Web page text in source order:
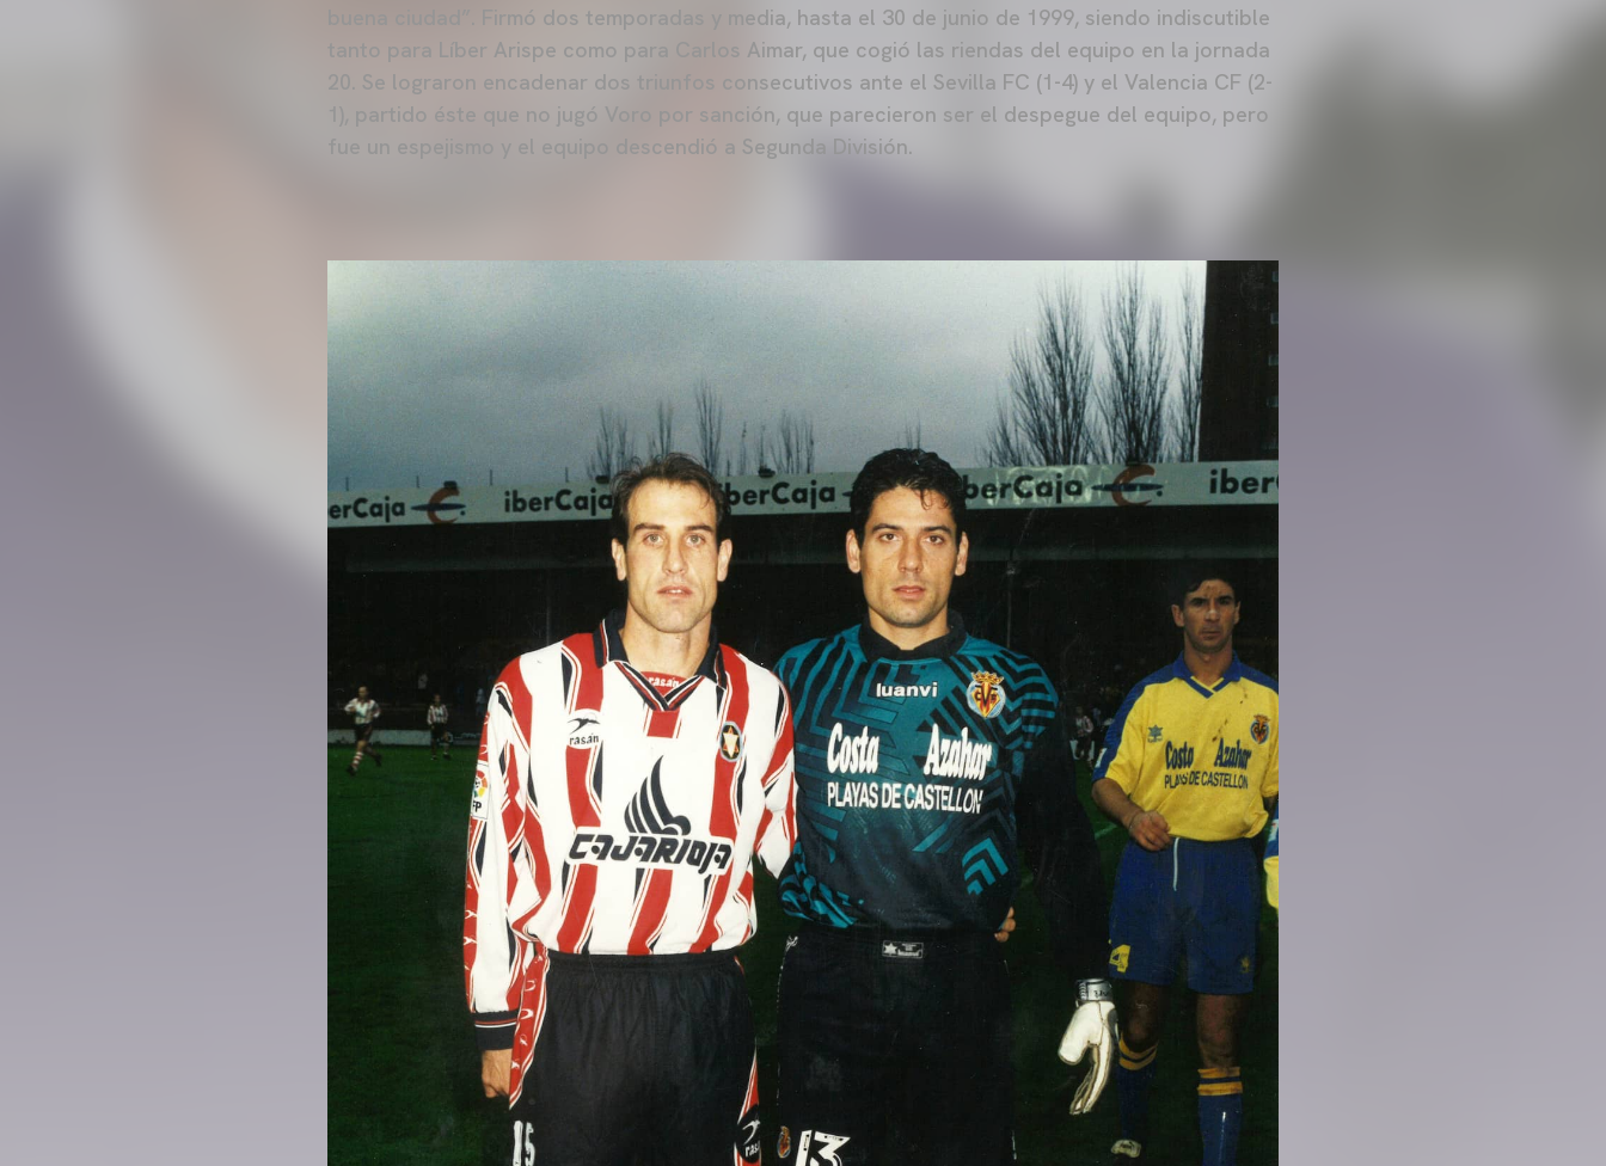
buena ciudad”. Firmó dos temporadas y media, hasta el 30 de junio de 1999, siendo indiscutible
tanto para Líber Arispe como para Carlos Aimar, que cogió las riendas del equipo en la jornada
20. Se lograron encadenar dos triunfos consecutivos ante el Sevilla FC (1-4) y el Valencia CF (2-
1), partido éste que no jugó Voro por sanción, que parecieron ser el despegue del equipo, pero
fue un espejismo y el equipo descendió a Segunda División.